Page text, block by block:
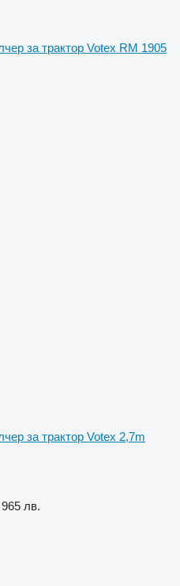
за трактор Votex RM 1905
за трактор Votex 2,7m
лв.